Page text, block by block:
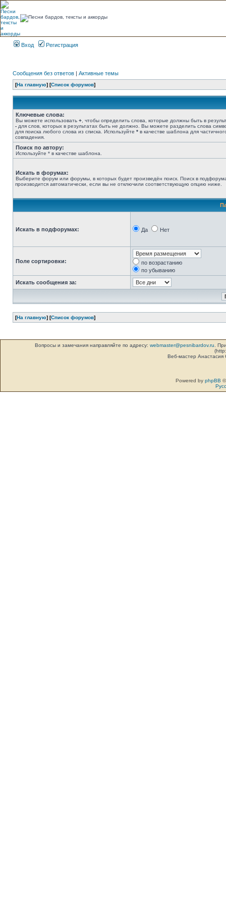
Вход Регистрация
Сообщения без ответов | Активные темы
[На главную] [Список форумов]
Ключевые слова:
Вы можете использовать + , чтобы определить слова, которые должны быть в
- для слов, которых в результатах быть не должно. Вы можете разделить слова
для поиска любого слова из списка. Используйте * в качестве шаблона для
совпадения.
Поиск по автору:
Используйте * в качестве шаблона.
Искать в форумах:
Выберите форум или форумы, в которых будет произведён поиск. Поиск в
производится автоматически, если вы не отключили соответствующую опцию ниже.
Искать в подфорумах: Да Нет
Поле сортировки:
по возрастанию
по убыванию
Искать сообщения за:
[На главную] [Список форумов]
Вопросы и замечания направляйте по адресу: webmaster@pesnibardov.ru .
Веб-мастер
Powered by phpBB